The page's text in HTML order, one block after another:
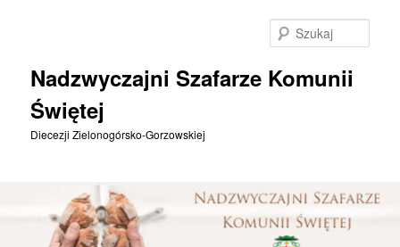
Nadzwyczajni Szafarze Komunii
Świętej
Diecezji Zielonogórsko-Gorzowskiej